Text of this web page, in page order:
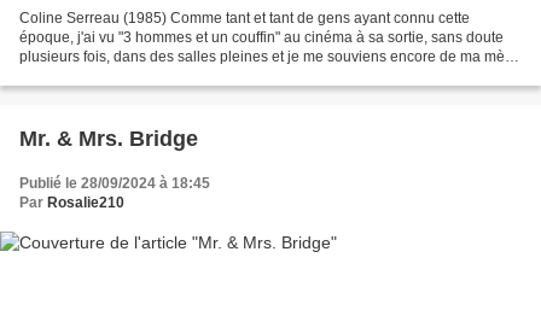
Coline Serreau (1985) Comme tant et tant de gens ayant connu cette
époque, j'ai vu "3 hommes et un couffin" au cinéma à sa sortie, sans doute
plusieurs fois, dans des salles pleines et je me souviens encore de ma mère
Mr. & Mrs. Bridge
Publié le 28/09/2024 à 18:45
Par Rosalie210